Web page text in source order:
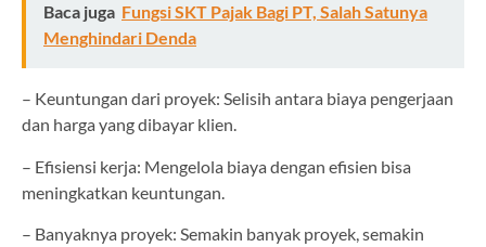
Baca juga Fungsi SKT Pajak Bagi PT, Salah Satunya
Menghindari Denda
– Keuntungan dari proyek: Selisih antara biaya pengerjaan
dan harga yang dibayar klien.
– Efisiensi kerja: Mengelola biaya dengan efisien bisa
meningkatkan keuntungan.
– Banyaknya proyek: Semakin banyak proyek, semakin